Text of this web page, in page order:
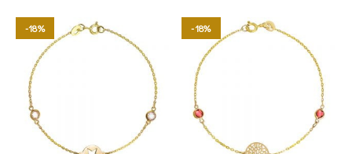
-18% -18%